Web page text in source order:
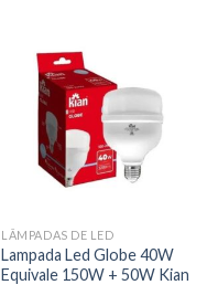
LÂMPADAS DE LED
Lampada Led Globe 40W
Equivale 150W + 50W Kian